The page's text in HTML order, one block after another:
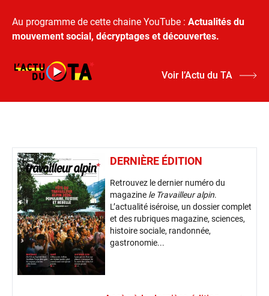
Au programme de cette chaine YouTube : Actualités du
mouvement social, décryptages et découvertes.
Voir l’Actu du TA
DERNIÈRE ÉDITION
Retrouvez le dernier numéro du
magazine le Travailleur alpin.
L’actualité iséroise, un dossier complet
et des rubriques magazine, sciences,
histoire sociale, randonnée,
gastronomie...